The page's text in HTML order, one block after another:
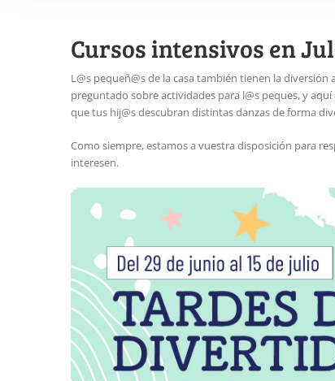
Cursos intensivos en
L@s pequeñ@s de la casa también tienen la
preguntado sobre actividades para l@s peques, y
que tus hij@s descubran distintas danzas de forma
Como siempre, estamos a vuestra disposición para
interesen.